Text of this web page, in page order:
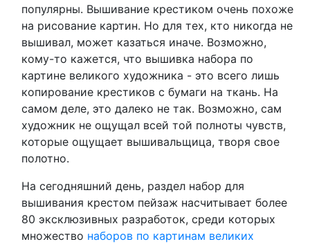
популярны. Вышивание крестиком очень похоже
на рисование картин. Но для тех, кто никогда не
вышивал, может казаться иначе. Возможно,
кому-то кажется, что вышивка набора по
картине великого художника - это всего лишь
копирование крестиков с бумаги на ткань. На
самом деле, это далеко не так. Возможно, сам
художник не ощущал всей той полноты чувств,
которые ощущает вышивальщица, творя свое
полотно.
На сегодняшний день, раздел набор для
вышивания крестом пейзаж насчитывает более
80 эксклюзивных разработок, среди которых
множество наборов по картинам великих